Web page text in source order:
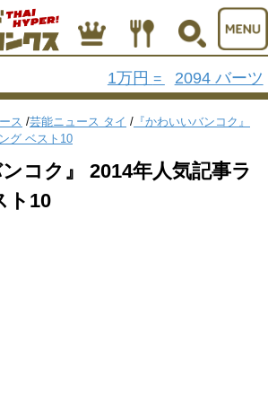
1万円 = 2094 バーツ
ス /芸能ニュース タイ / 『かわいいバンコク』
グ ベスト10
ンコク』 2014年人気記事ラ
ト10